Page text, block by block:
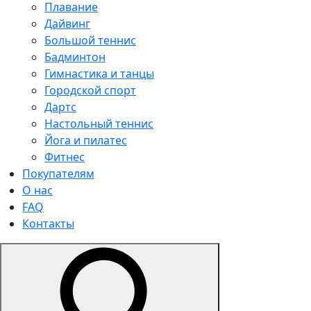
Плавание
Дайвинг
Большой теннис
Бадминтон
Гимнастика и танцы
Городской спорт
Дартс
Настольный теннис
Йога и пилатес
Фитнес
Покупателям
О нас
FAQ
Контакты